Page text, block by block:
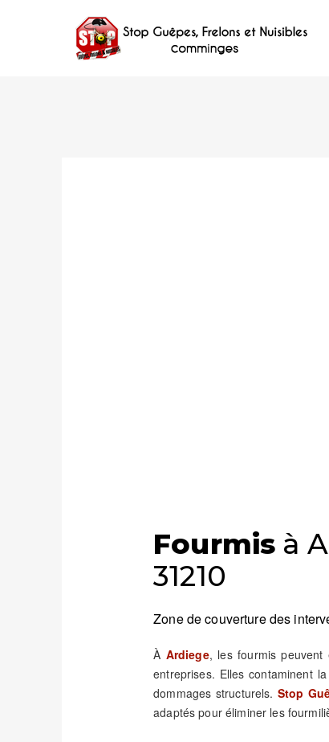
Fourmis à
31210
Zone de couverture des
À Ardiege, les fourmis peuvent
entreprises. Elles contaminent
dommages structurels.Stop
adaptés pour éliminer les